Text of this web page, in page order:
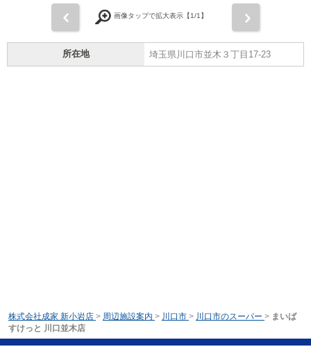
画像タップで拡大表示【1/1】
所在地 埼玉県川口市並木３丁目17-23
株式会社成家 新小岩店 > 周辺施設案内 > 川口市 > 川口市のスーパー > まいば
すけっと 川口並木店